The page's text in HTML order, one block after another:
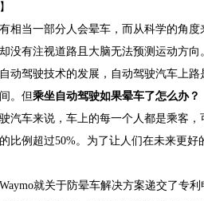
】
当一部分人会晕车，而从科学的角度
没有注视道路且大脑无法预测运动方向
驾驶技术的发展，自动驾驶汽车上路
。但乘坐自动驾驶如果晕车了怎么办？
车来说，车上的每一个人都是乘客，
比例超过50%。为了让人们在未来更好
就关于防晕车解决方案递交了专利